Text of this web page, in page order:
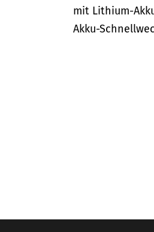
mit Lithium-
Akku-